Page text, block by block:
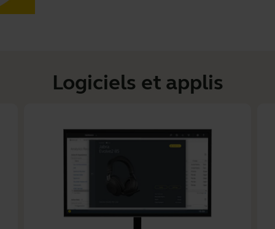
Logiciels et applis